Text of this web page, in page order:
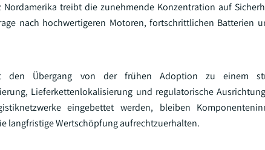
treibt die zunehmende Konzentration auf
nach hochwertigeren Motoren, fortschrittlichen Batterien
den Übergang von der frühen Adoption zu einem
Lieferkettenlokalisierung und regulatorische
eingebettet werden, bleiben
langfristige Wertschöpfung aufrechtzuerhalten.